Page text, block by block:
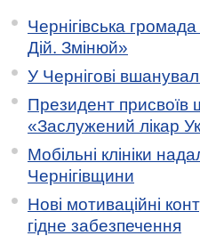
Чернігівська
Дій. Змінюй»
У Чернігові
Президент присвоїв
«Заслужений лікар
Мобільні клініки
Чернігівщини
Нові мотиваційні
гідне забезпечення